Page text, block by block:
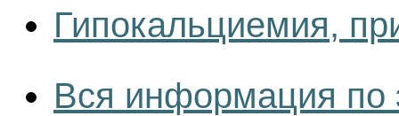
Гипокальциемия,
Вся информация по